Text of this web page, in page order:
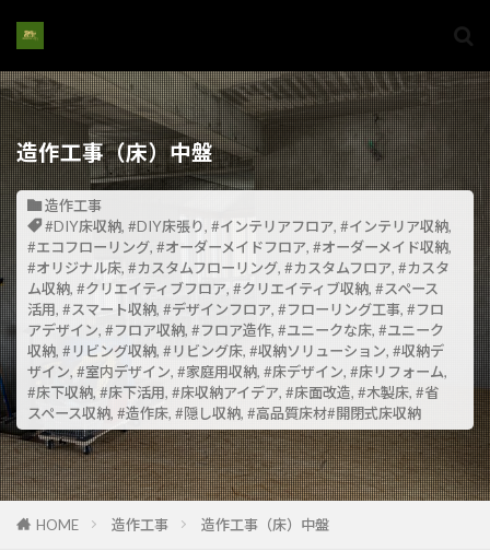
造作工事（床）中盤
造作工事
#DIY床収納, #DIY床張り, #インテリアフロア, #インテリア収納,
#エコフローリング, #オーダーメイドフロア, #オーダーメイド収納,
#オリジナル床, #カスタムフローリング, #カスタムフロア, #カスタ
ム収納, #クリエイティブフロア, #クリエイティブ収納, #スペース
活用, #スマート収納, #デザインフロア, #フローリング工事, #フロ
アデザイン, #フロア収納, #フロア造作, #ユニークな床, #ユニーク
収納, #リビング収納, #リビング床, #収納ソリューション, #収納デ
ザイン, #室内デザイン, #家庭用収納, #床デザイン, #床リフォーム,
#床下収納, #床下活用, #床収納アイデア, #床面改造, #木製床, #省
スペース収納, #造作床, #隠し収納, #高品質床材#開閉式床収納
HOME 造作工事 造作工事（床）中盤